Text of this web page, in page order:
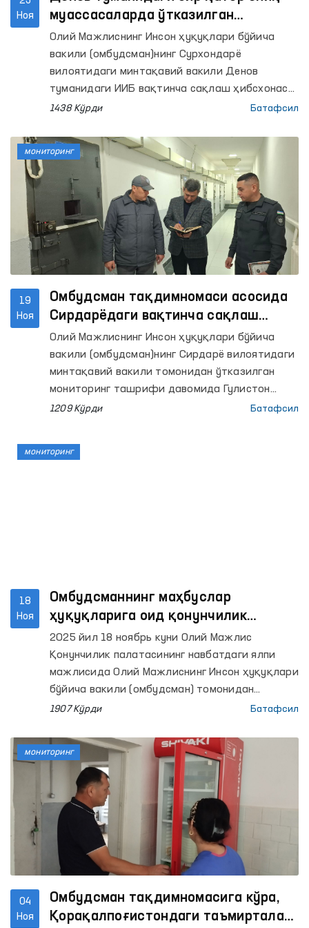
Ноя
муассасаларда ўтказилган
мониторинг ташрифларида
камчиликлар аниқланди —
Омбудсман
Олий Мажлиснинг Инсон ҳуқуқлари бўйича
вакили (омбудсман)нинг Сурхондарё
вилоятидаги минтақавий вакили Денов
туманидаги ИИБ вақтинча сақлаш ҳибсхонаси,
Маъмурий қамоққа олинган шахсларни қабул
қабулхона, 41-сон манзил-колонияси, 2-сон
руҳий–асаб касалликлари шифохонаси ҳамда
Денов ногиронлиги бўлган шахслар учун
эркаклар “Мурувват” интернат уйига
мониторинг ташрифларини амалга оширди.
1438 Кўрди Батафсил
19
Ноя
Омбудсман тақдимномаси асосида
Сирдарёдаги вақтинча сақлаш
ҳибсхонасидаги шароитлар
яхшиланди
Олий Мажлиснинг Инсон ҳуқуқлари бўйича
вакили (омбудсман)нинг Сирдарё вилоятидаги
минтақавий вакили томонидан ўтказилган
мониторинг ташрифи давомида Гулистон
шаҳар ички ишлар бўлими вақтинча сақлаш
1209 Кўрди Батафсил
мониторинг
18
Ноя
Омбудсманнинг маҳбуслар
ҳуқуқларига оид қонунчилик
таклифи Қонунчилик палатасининг
мажлисида кўриб чиқилди ва
маъқулланди
2025 йил 18 ноябрь куни Олий Мажлис
Қонунчилик палатасининг навбатдаги ялпи
мажлисида Олий Мажлиснинг Инсон ҳуқуқлари
бўйича вакили (омбудсман) томонидан
қонунчилик ташаббуси тартибида киритилган
сақлаш тўғрисида”ги Қонунга ўзгартиришлар
киритиш тўғрисида”ги қонунчилик таклифи
муҳокама қилинди.
1907 Кўрди Батафсил
мониторинг
04
Ноя
Омбудсман тақдимномасига кўра,
Қорақалпоғистондаги таъмирталаб
мониторинг